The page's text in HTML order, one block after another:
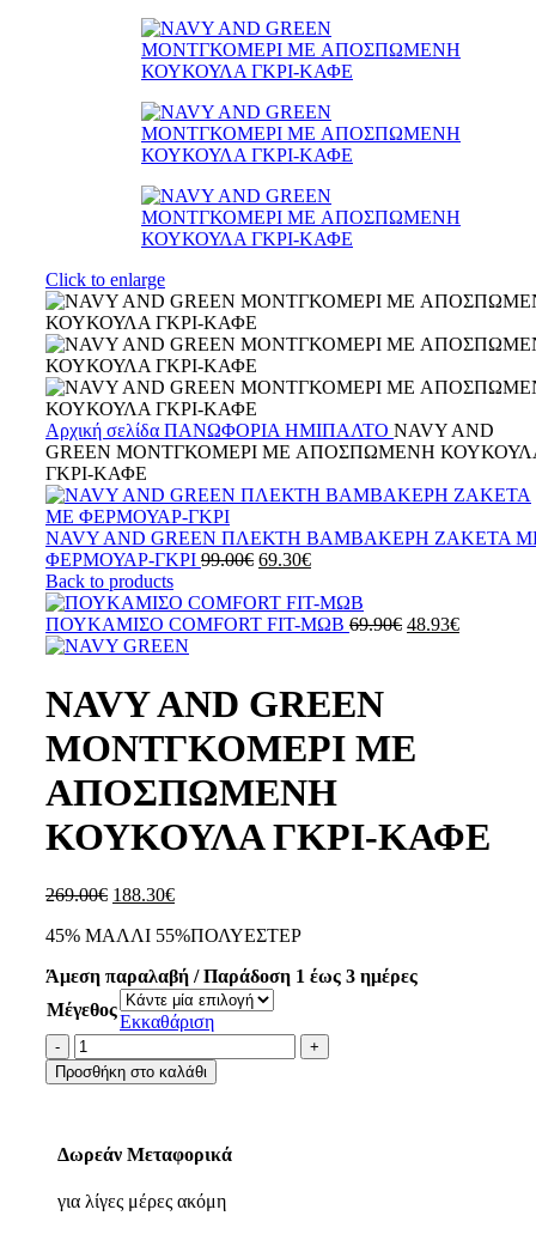
Click to enlarge
Αρχική σελίδα ΠΑΝΩΦΟΡΙΑ ΗΜΙΠΑΛΤΟ NAVY AND
GREEN ΜΟΝΤΓΚΟΜΕΡΙ ΜE ΑΠΟΣΠΩΜΕΝΗ
ΓΚΡΙ-ΚΑΦΕ
NAVY AND GREEN ΠΛΕΚΤΗ ΒΑΜΒΑΚΕΡΗ ΖΑΚΕΤΑ
ΦΕΡΜΟΥΑΡ-ΓΚΡΙ 99.00€ 69.30€
Back to products
ΠΟΥΚΑΜΙΣΟ COMFORT FIT-ΜΩΒ 69.90€ 48.93€
NAVY AND GREEN
ΜΟΝΤΓΚΟΜΕΡΙ ΜE
ΑΠΟΣΠΩΜΕΝΗ
ΚΟΥΚΟΥΛΑ ΓΚΡΙ-ΚΑΦΕ
269.00€ 188.30€
45% ΜΑΛΛΙ 55%ΠΟΛΥΕΣΤΕΡ
Άμεση παραλαβή / Παράδοση 1 έως 3 ημέρες
Μέγεθος
Εκκαθάριση
Προσθήκη στο καλάθι
Δωρεάν Μεταφορικά
για λίγες μέρες ακόμη